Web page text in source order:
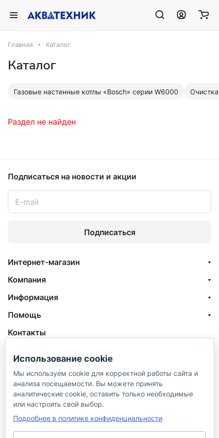
Главная Каталог
Каталог
Газовые настенные котлы «Bosch» серии W6000
Раздел не найден
Подписаться на новости и акции
Подписаться
Интернет-магазин
Компания
Информация
Помощь
Контакты
г. Краснодар (Центр),
ул. Чкалова, 167
Использование cookie
Мы используем cookie для корректной работы сайта и
анализа посещаемости. Вы можете принять
аналитические cookie, оставить только необходимые
или настроить свой выбор.
Подробнее в политике конфиденциальности